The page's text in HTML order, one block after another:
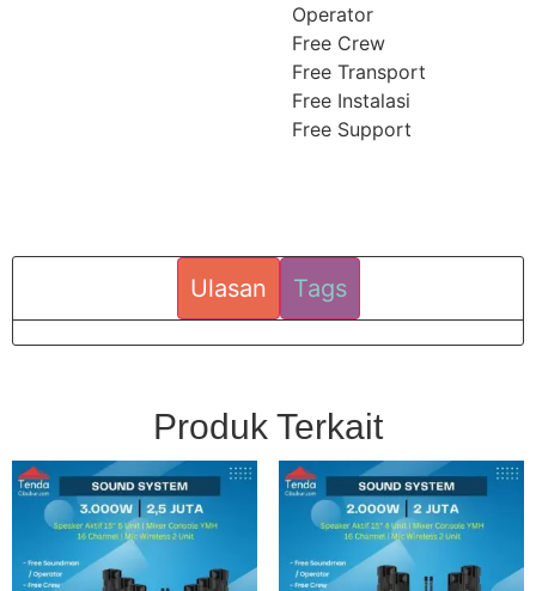
Operator
Free Crew
Free Transport
Free Instalasi
Free Support
Ulasan Tags
Produk Terkait